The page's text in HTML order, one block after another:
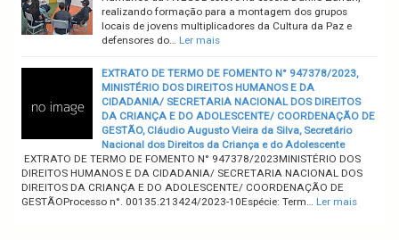
realizando formação para a montagem dos grupos
locais de jovens multiplicadores da Cultura da Paz e
defensores do… Ler mais
EXTRATO DE TERMO DE FOMENTO N° 947378/2023,
MINISTÉRIO DOS DIREITOS HUMANOS E DA
CIDADANIA/ SECRETARIA NACIONAL DOS DIREITOS
DA CRIANÇA E DO ADOLESCENTE/ COORDENAÇÃO DE
GESTÃO, Cláudio Augusto Vieira da Silva, Secretário
Nacional dos Direitos da Criança e do Adolescente
EXTRATO DE TERMO DE FOMENTO N° 947378/2023MINISTÉRIO DOS
DIREITOS HUMANOS E DA CIDADANIA/ SECRETARIA NACIONAL DOS
DIREITOS DA CRIANÇA E DO ADOLESCENTE/ COORDENAÇÃO DE
GESTÃOProcesso n°. 00135.213424/2023-10Espécie: Term… Ler mais